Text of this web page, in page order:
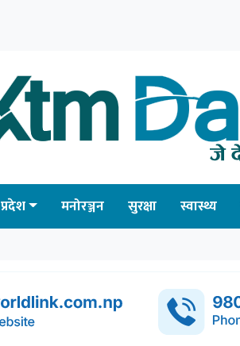
प्रदेश मनोरञ्जन सुरक्षा स्वास्थ्य